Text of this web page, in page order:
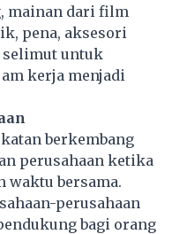
mainan dari film
pena, aksesori
selimut untuk
kerja menjadi
berkembang
perusahaan ketika
waktu bersama.
perusahaan
bagi orang